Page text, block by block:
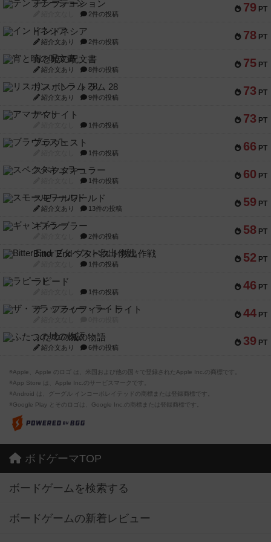
79 PT
テンプテーション
2件の投稿
78 PT
インドネシア
紹介文あり 2件の投稿
75 PT
宵と暁の呪文書
紹介文あり 8件の投稿
73 PT
リスボン・トラム 28
紹介文あり 9件の投稿
73 PT
アマナイト
1件の投稿
66 PT
ブラヴェスト
1件の投稿
60 PT
スペクタキュラー
1件の投稿
59 PT
スモールワールド
紹介文あり 13件の投稿
58 PT
ギャンブラー
2件の投稿
52 PT
Bitter End ブタペスト救出作戦
1件の投稿
46 PT
ラピード
1件の投稿
44 PT
ザ・フラッフィー・ライト
39 PT
ふたつの城の物語
紹介文あり 6件の投稿
※Apple、Apple のロゴ は、米国および他の国々で登録されたApple Inc.の商標です。
※App Store は、Apple Inc.のサービスマークです。
※Android は、グーグル インコーポレイテッドの商標または登録商標です。
※Google Play とそのロゴは、Google Inc.の商標または登録商標です。
ボドゲーマTOP
ボードゲームを検索する
ボードゲームの新着レビュー